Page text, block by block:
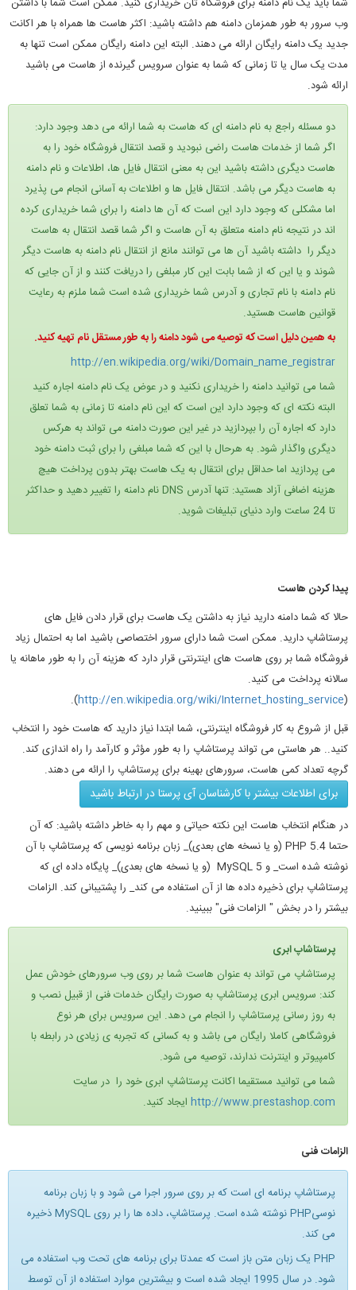
وب سرور به طور همزمان دامنه هم داشته باشید: اکثر هاست ها همراه با هر اکانت
جدید یک دامنه رایگان ارائه می دهند. البته این دامنه رایگان ممکن است تنها به
مدت یک سال یا تا زمانی که شما به عنوان سرویس گیرنده از هاست می باشید
ارائه شود.
دو مسئله راجع به نام دامنه ای که هاست به شما ارائه می دهد وجود دارد:
اگر شما از خدمات هاست راضی نبودید و قصد انتقال فروشگاه خود را به
هاست دیگری داشته باشید این به معنی انتقال فایل ها، اطلاعات و نام دامنه
به هاست دیگر می باشد. انتقال فایل ها و اطلاعات به آسانی انجام می پذیرد
اما مشکلی که وجود دارد این است که آن ها دامنه را برای شما خریداری کرده
اند در نتیجه نام دامنه متعلق به آن هاست و اگر شما قصد انتقال به هاست
دیگر را داشته باشید آن ها می توانند مانع از انتقال نام دامنه به هاست دیگر
شوند و یا این که از شما بابت این کار مبلغی را دریافت کنند و از آن جایی که
نام دامنه با نام تجاری و آدرس شما خریداری شده است شما ملزم به رعایت
قوانین هاست هستید.
به همین دلیل است که توصیه می شود دامنه را به طور مستقل نام تهیه کنید.
http://en.wikipedia.org/wiki/Domain_name_registrar
شما می توانید دامنه را خریداری نکنید و در عوض یک نام دامنه اجاره کنید
البته نکته ای که وجود دارد این است که این نام دامنه تا زمانی به شما تعلق
دارد که اجاره آن را بپردازید در غیر این صورت دامنه می تواند به هرکس
دیگری واگذار شود. به هرحال با این که شما مبلغی را برای ثبت دامنه خود
می پردازید اما حداقل برای انتقال به یک هاست بهتر بدون پرداخت هیچ
هزینه اضافی آزاد هستید: تنها آدرس DNS نام دامنه را تغییر دهید و حداکثر
تا 24 ساعت وارد دنیای تبلیغات شوید.
پیدا کردن هاست
حالا که شما دامنه دارید نیاز به داشتن یک هاست برای قرار دادن فایل های
پرستاشاپ دارید. ممکن است شما دارای سرور اختصاصی باشید اما به احتمال زیاد
فروشگاه شما بر روی هاست های اینترنتی قرار دارد که هزینه آن را به طور ماهانه یا
سالانه پرداخت می کنید.
(
http://en.wikipedia.org/wiki/Internet_hosting_service
).
قبل از شروع به کار فروشگاه اینترنتی، شما ابتدا نیاز دارید که هاست خود را انتخاب
کنید.. هر هاستی می تواند پرستاشاپ را به طور مؤثر و کارآمد را راه اندازی کند.
گرچه تعداد کمی هاست، سرورهای بهینه برای پرستاشاپ را ارائه می دهند.
برای اطلاعات بیشتر با کارشناسان آی پرستا در ارتباط باشید
در هنگام انتخاب هاست این نکته حیاتی و مهم را به خاطر داشته باشید: که آن
حتما PHP 5.4 (و یا نسخه های بعدی)_ زبان برنامه نویسی که پرستاشاپ با آن
نوشته شده است_ و MySQL 5 (و یا نسخه های بعدی)_ پایگاه داده ای که
پرستاشاپ برای ذخیره داده ها از آن استفاده می کند_ را پشتیبانی کند. الزامات
بیشتر را در بخش " الزامات فنی" ببینید.
پرستاشاپ ابری
پرستاشاپ می تواند به عنوان هاست شما بر روی وب سرورهای خودش عمل
کند: سرویس ابری پرستاشاپ به صورت رایگان خدمات فنی از قبیل نصب و
به روز رسانی پرستاشاپ را انجام می دهد. این سرویس برای هر نوع
فروشگاهی کاملا رایگان می باشد و به کسانی که تجربه ی زیادی در رابطه با
کامپیوتر و اینترنت ندارند، توصیه می شود.
شما می توانید مستقیما اکانت پرستاشاپ ابری خود را در سایت
http://www.prestashop.com ایجاد کنید.
الزامات فنی
پرستاشاپ برنامه ای است که بر روی سرور اجرا می شود و با زبان برنامه
نوسیPHP نوشته شده است. پرستاشاپ، داده ها را بر روی MySQL ذخیره
می کند.
PHP یک زبان متن باز است که عمدتا برای برنامه های تحت وب استفاده می
شود. در سال 1995 ایجاد شده است و بیشترین موارد استفاده از آن توسط